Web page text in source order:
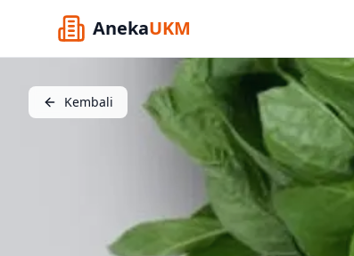
AnekaUKM
Kembali